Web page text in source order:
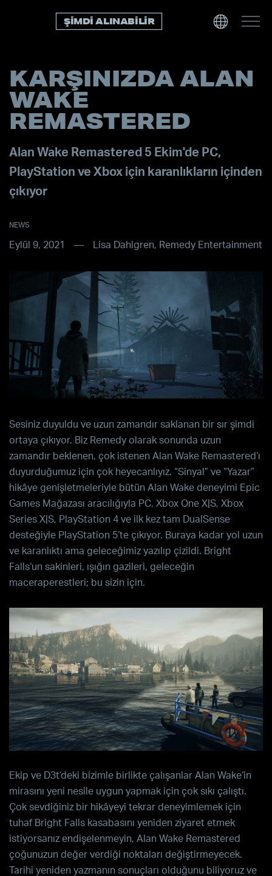
ŞIMDI ALINABILIR
KARŞINIZDA ALAN
WAKE
REMASTERED
Alan Wake Remastered 5 Ekim'de PC,
PlayStation ve Xbox için karanlıkların içinden
çıkıyor
NEWS
Eylül 9, 2021 Lisa Dahlgren, Remedy Entertainment
Sesiniz duyuldu ve uzun zamandır saklanan bir sır şimdi
ortaya çıkıyor. Biz Remedy olarak sonunda uzun
zamandır beklenen, çok istenen Alan Wake Remastered ‘ı
duyurduğumuz için çok heyecanlıyız. “Sinyal” ve “Yazar”
hikâye genişletmeleriyle bütün Alan Wake deneyimi Epic
Games Mağazası aracılığıyla PC, Xbox One X|S, Xbox
Series X|S, PlayStation 4 ve ilk kez tam
DualSense
desteğiyle PlayStation 5‘te çıkıyor. Buraya kadar yol uzun
ve karanlıktı ama geleceğimiz yazılıp çizildi. Bright
Falls‘un sakinleri, ışığın gazileri, geleceğin
maceraperestleri; bu sizin için.
Ekip ve D3t‘deki bizimle birlikte çalışanlar Alan Wake‘in
mirasını yeni nesile uygun yapmak için çok sıkı çalıştı.
Çok sevdiğiniz bir hikâyeyi tekrar deneyimlemek için
tuhaf Bright Falls kasabasını yeniden ziyaret etmek
istiyorsanız endişelenmeyin, Alan Wake Remastered
çoğunuzun değer verdiği noktaları değiştirmeyecek.
Tarihi yeniden yazmanın sonuçları olduğunu biliyoruz ve